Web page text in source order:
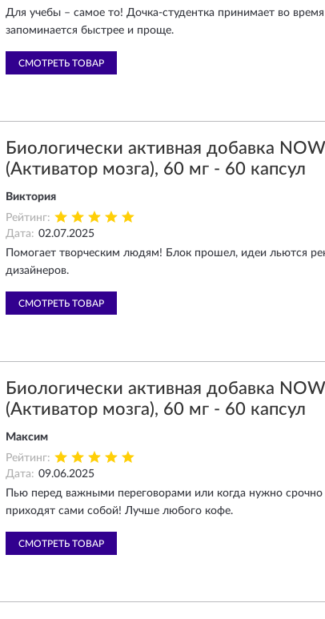
Для учебы – самое то! Дочка-студентка принимает во
запоминается быстрее и проще.
СМОТРЕТЬ ТОВАР
Биологически активная добавка
(Активатор мозга), 60 мг - 60 капсул
Виктория
Рейтинг:
Дата: 02.07.2025
Помогает творческим людям! Блок прошел, идеи льются
дизайнеров.
СМОТРЕТЬ ТОВАР
Биологически активная добавка
(Активатор мозга), 60 мг - 60 капсул
Максим
Рейтинг:
Дата: 09.06.2025
Пью перед важными переговорами или когда нужно срочно
приходят сами собой! Лучше любого кофе.
СМОТРЕТЬ ТОВАР